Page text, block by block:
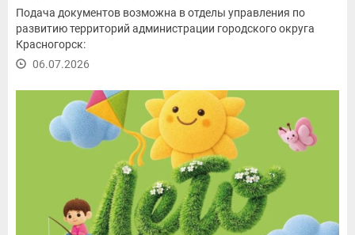
Подача документов возможна в отделы управления по
развитию территорий администрации городского округа
Красногорск:
06.07.2026